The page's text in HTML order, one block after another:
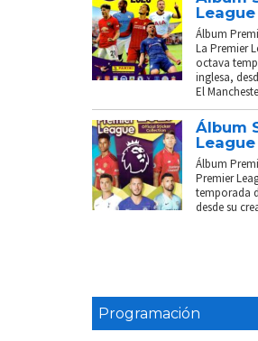
Álbum
La Premier
octava
inglesa,
El
Álbum
League
Álbum
Premier
temporada
desde su
Programación